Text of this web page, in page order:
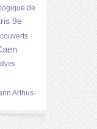
de
9e
Arthus-